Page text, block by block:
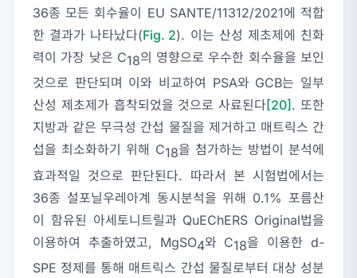
36종 모든 회수율이 EU SANTE/11312/2021에 적합
한 결과가 나타났다(Fig. 2). 이는 산성 제초제에 친화
력이 가장 낮은 C18의 영향으로 우수한 회수율을 보인
것으로 판단되며 이와 비교하여 PSA와 GCB는 일부
산성 제초제가 흡착되었을 것으로 사료된다[20] . 또한
지방과 같은 무극성 간섭 물질을 제거하고 매트릭스 간
섭을 최소화하기 위해 C18을 첨가하는 방법이 분석에
효과적일 것으로 판단된다. 따라서 본 시험법에서는
36종 설포닐우레아계 동시분석을 위해 0.1% 포름산
이 함유된 아세토니트릴과 QuEChERS Original법을
이용하여 추출하였고, MgSO4와 C18을 이용한 d-
SPE 정제를 통해 매트릭스 간섭 물질로부터 대상 성분